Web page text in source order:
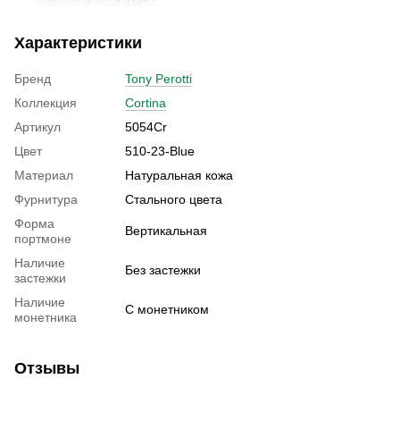
Характеристики
Бренд
Tony Perotti
Коллекция
Cortina
Артикул
5054Cr
Цвет
510-23-Blue
Материал
Натуральная кожа
Фурнитура
Стального цвета
Форма
портмоне
Вертикальная
Наличие
застежки
Без застежки
Наличие
монетника
С монетником
Отзывы